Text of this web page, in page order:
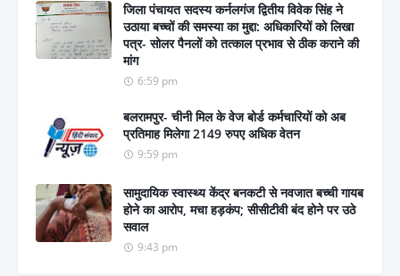
जिला पंचायत सदस्य कर्नलगंज द्वितीय विवेक सिंह ने
उठाया बच्चों की समस्या का मुद्दा: अधिकारियों को लिखा
पत्र- सोलर पैनलों को तत्काल प्रभाव से ठीक कराने की
मांग
6:59 pm
बलरामपुर- चीनी मिल के वेज बोर्ड कर्मचारियों को अब
प्रतिमाह मिलेगा 2149 रुपए अधिक वेतन
9:59 pm
सामुदायिक स्वास्थ्य केंद्र बनकटी से नवजात बच्ची गायब
होने का आरोप, मचा हड़कंप; सीसीटीवी बंद होने पर उठे
सवाल
9:43 pm